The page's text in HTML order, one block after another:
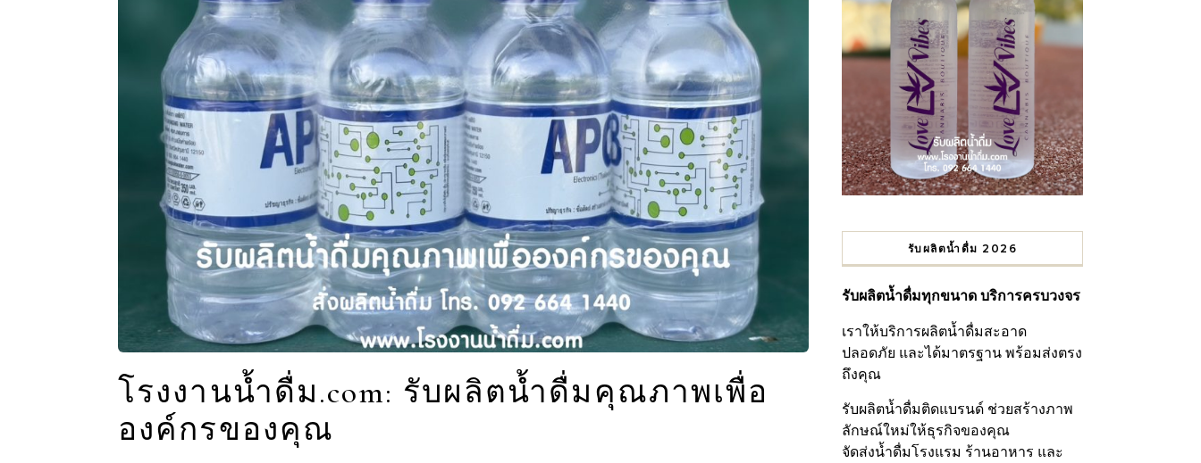
โรงงานน้ำดื่ม.com: รับผลิตน้ำดื่มคุณภาพเพื่อ
องค์กรของคุณ
รับผลิตน้ำดื่ม 2026
รับผลิตน้ำดื่มทุกขนาด บริการครบวงจร
เราให้บริการผลิตน้ำดื่มสะอาด
ปลอดภัย และได้มาตรฐาน พร้อมส่งตรง
ถึงคุณ
รับผลิตน้ำดื่มติดแบรนด์ ช่วยสร้างภาพ
ลักษณ์ใหม่ให้ธุรกิจของคุณ
จัดส่งน้ำดื่มโรงแรม ร้านอาหาร และ